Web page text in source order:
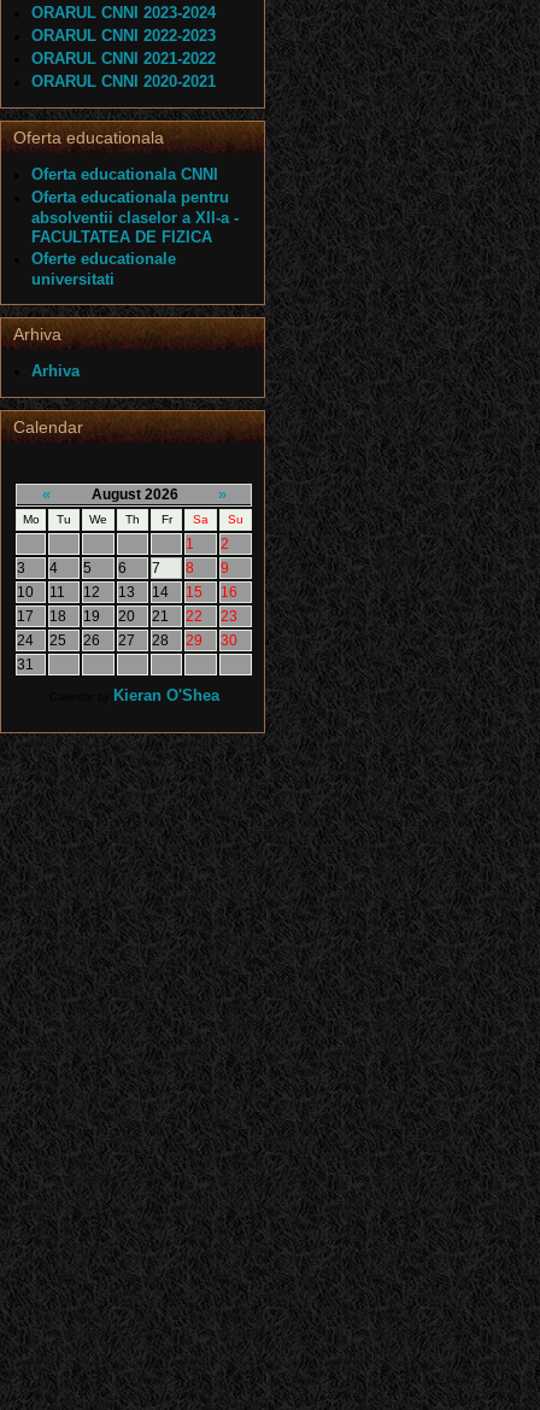
ORARUL CNNI 2023-2024
ORARUL CNNI 2022-2023
ORARUL CNNI 2021-2022
ORARUL CNNI 2020-2021
Oferta educationala
Oferta educationala CNNI
Oferta educationala pentru
absolventii claselor a XII-a -
FACULTATEA DE FIZICA
Oferte educationale
universitati
Arhiva
Arhiva
Calendar
« August 2026 »
Mo Tu We Th Fr Sa Su
1
2
3
4 5 6 7 8
9
10
11 12 13 14 15
16
17
18 19 20 21 22
23
24
25 26 27 28 29
30
31
Kieran O'Shea